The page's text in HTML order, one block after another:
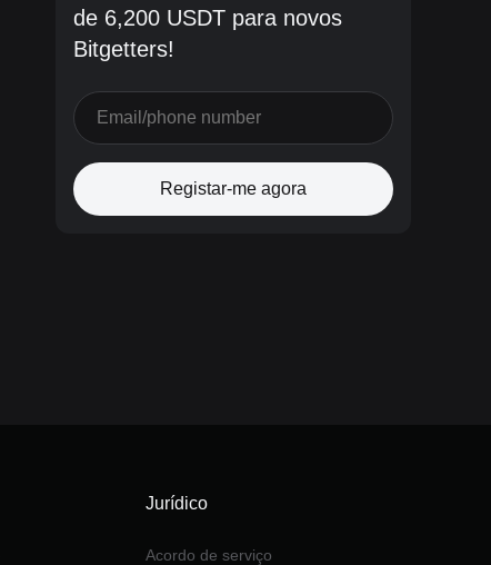
de 6,200 USDT para novos
Bitgetters!
Registar-me agora
Jurídico
Acordo de serviço